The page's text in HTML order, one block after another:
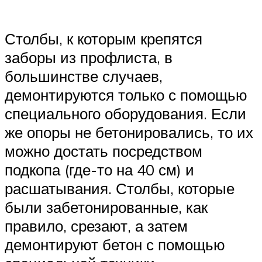
Столбы, к которым крепятся
заборы из профлиста, в
большинстве случаев,
демонтируются только с помощью
специального оборудования. Если
же опоры не бетонировались, то их
можно достать посредством
подкопа (где-то на 40 см) и
расшатывания. Столбы, которые
были забетонированные, как
правило, срезают, а затем
демонтируют бетон с помощью